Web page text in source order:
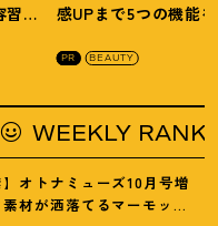
習慣
感UPまで5つの機能
PR BEAUTY
】オトナミューズ10月号増
材が洒落てるマーモット